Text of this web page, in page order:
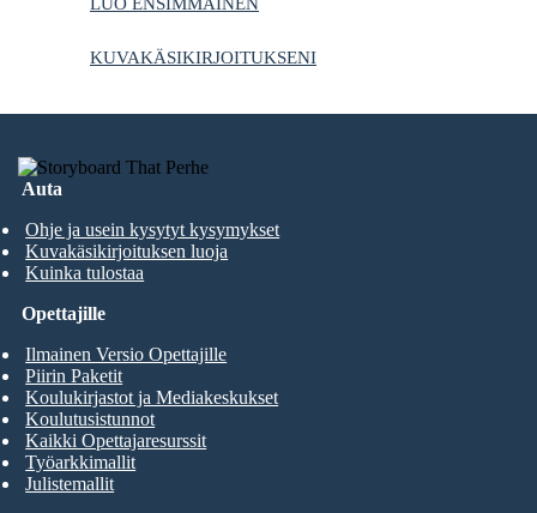
KUVAKÄSIKIRJOITUKSENI
Auta
Ohje ja usein kysytyt kysymykset
Kuvakäsikirjoituksen luoja
Kuinka tulostaa
Opettajille
Ilmainen Versio Opettajille
Piirin Paketit
Koulukirjastot ja Mediakeskukset
Koulutusistunnot
Kaikki Opettajaresurssit
Työarkkimallit
Julistemallit